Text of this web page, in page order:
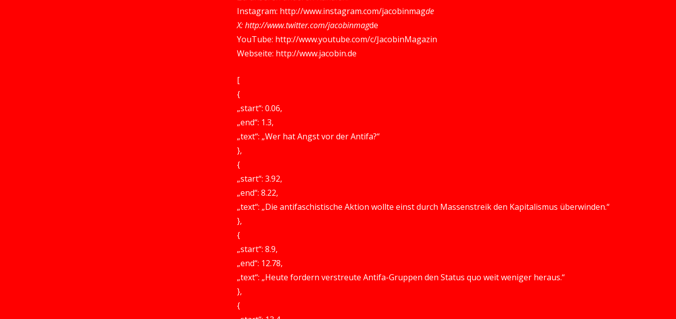
Instagram: http://www.instagram.com/jacobinmagde
X:http://www.twitter.com/jacobinmagde
YouTube: http://www.youtube.com/c/JacobinMagazin
Webseite: http://www.jacobin.de
[
{
„start“: 0.06,
„end“: 1.3,
„text“: „Wer hat Angst vor der Antifa?“
},
{
„start“: 3.92,
„end“: 8.22,
„text“: „Die antifaschistische Aktion wollte einst durch Massenstreik den Kapitalismus überwinden.“
},
{
„start“: 8.9,
„end“: 12.78,
„text“: „Heute fordern verstreute Antifa-Gruppen den Status quo weit weniger heraus.“
},
{